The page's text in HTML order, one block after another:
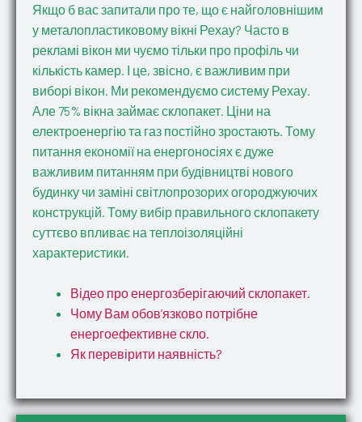
Якщо б вас запитали про те, що є найголовнішим
у металопластиковому вікні Рехау? Часто в
рекламі вікон ми чуємо тільки про профіль чи
кількість камер. І це, звісно, є важливим при
виборі вікон. Ми рекомендуємо систему Рехау.
Але 75% вікна займає склопакет. Ціни на
електроенергію та газ постійно зростають. Тому
питання економії на енергоносіях є дуже
важливим питанням при будівництві нового
будинку чи заміні світлопрозорих огороджуючих
конструкцій. Тому вибір правильного склопакету
суттєво впливає на теплоізоляційні
характеристики.
Відео про енергозберігаючий склопакет.
Чому Вам обов’язково потрібне
енергоефективне скло.
Як перевірити наявність?